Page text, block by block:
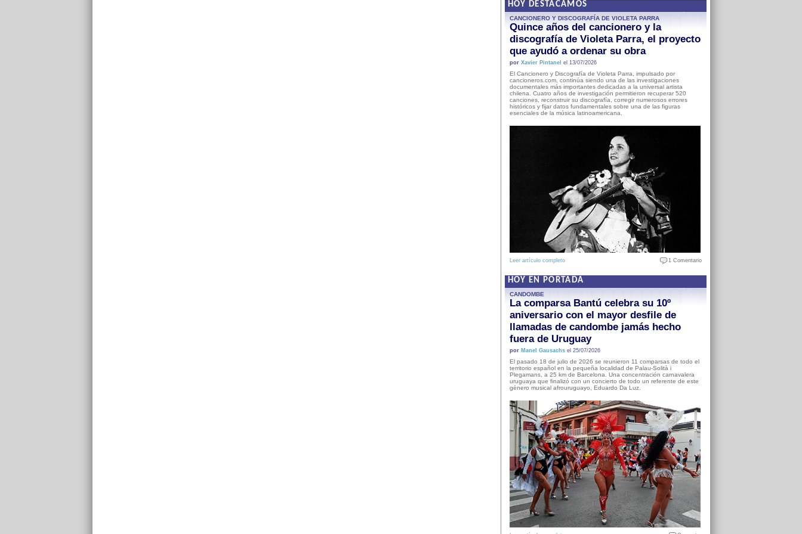
HOY DESTACAMOS
CANCIONERO Y DISCOGRAFÍA DE VIOLETA PARRA
Quince años del cancionero y la
discografía de Violeta Parra, el proyecto
que ayudó a ordenar su obra
por Xavier Pintanel el 13/07/2026
El Cancionero y Discografía de Violeta Parra, impulsado por
cancioneros.com, continúa siendo una de las investigaciones
documentales más importantes dedicadas a la universal artista
chilena. Cuatro años de investigación permitieron recuperar 520
canciones, reconstruir su discografía, corregir numerosos errores
históricos y fijar datos fundamentales sobre una de las figuras
esenciales de la música latinoamericana.
Leer artículo completo 1 Comentario
HOY EN PORTADA
CANDOMBE
La comparsa Bantú celebra su 10º
aniversario con el mayor desfile de
llamadas de candombe jamás hecho
fuera de Uruguay
por Manel Gausachsel 25/07/2026
El pasado 18 de julio de 2026 se reunieron 11 comparsas de todo el
territorio español en la pequeña localidad de Palau-Solità i
Plegamans, a 25 km de Barcelona. Una concentración carnavalera
uruguaya que finalizó con un concierto de todo un referente de este
género musical afrouruguayo, Eduardo Da Luz.